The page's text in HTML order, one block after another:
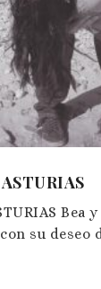
Bea
su deseo